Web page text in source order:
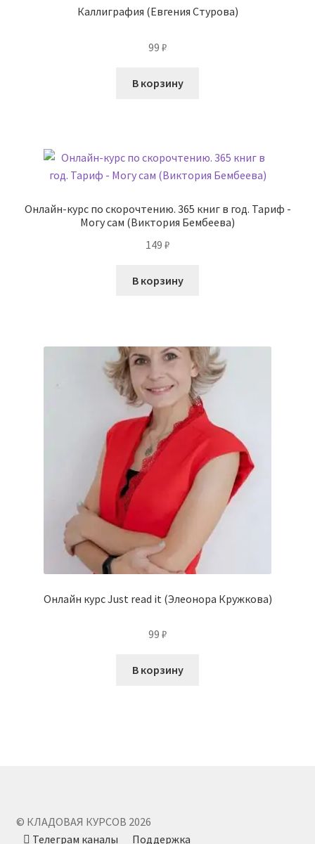
Каллиграфия (Евгения Стурова)
99 ₽
В корзину
Онлайн-курс по скорочтению. 365 книг в год. Тариф -
Могу сам (Виктория Бембеева)
149 ₽
В корзину
Онлайн курс Just read it (Элеонора Кружкова)
99 ₽
В корзину
© КЛАДОВАЯ КУРСОВ 2026
Телеграм каналы
Поддержка